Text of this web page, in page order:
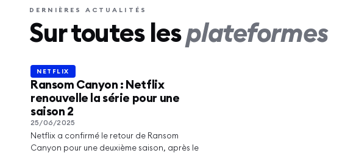
DERNIÈRES ACTUALITÉS
Sur toutes lesplateformes
NETFLIX
NETFLIX
Ransom Canyon : Netflix
renouvelle la série pour une
saison 2
25/06/2025
Netflix a confirmé le retour de Ransom
Canyon pour une deuxième saison, après le
romantique de
Lire l’article